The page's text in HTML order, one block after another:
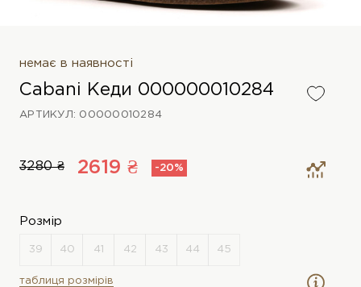
немає в наявності
Cabani Кеди 000000010284
АРТИКУЛ: 00000010284
3280 ₴ 2619 ₴ -20%
Розмір
таблиця розмірів